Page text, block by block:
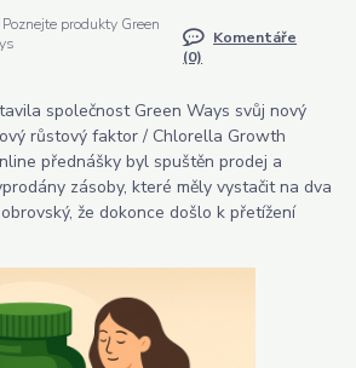
Poznejte produkty Green
Komentáře
(0)
společnost Green Ways svůj nový
růstový faktor / Chlorella Growth
přednášky byl spuštěn prodej a
zásoby, které měly vystačit na dva
že dokonce došlo k přetížení